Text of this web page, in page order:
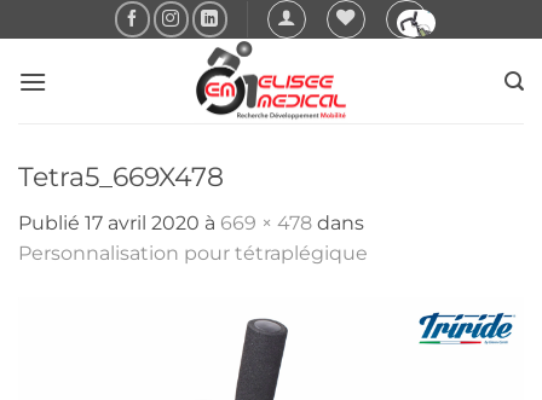
au
contenu
Tetra5_669X478
Publié 17 avril 2020 à 669 × 478 dans
Personnalisation pour tétraplégique